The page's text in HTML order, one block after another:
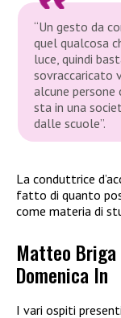
“Un gesto da
quel qualcosa
luce, quindi
sovraccaricato
alcune persone
sta in una
dalle scuole”.
La conduttrice
fatto di quanto
come materia di
Matteo
Domenica In
I vari ospiti